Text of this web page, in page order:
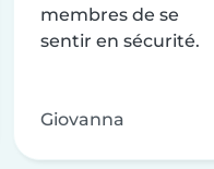
membres de se
sentir en sécurité.
Giovanna